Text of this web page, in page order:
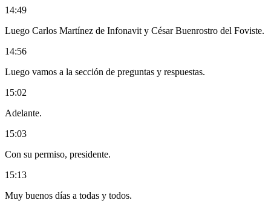
14:49
Luego Carlos Martínez de Infonavit y César Buenrostro del Foviste.
14:56
Luego vamos a la sección de preguntas y respuestas.
15:02
Adelante.
15:03
Con su permiso, presidente.
15:13
Muy buenos días a todas y todos.